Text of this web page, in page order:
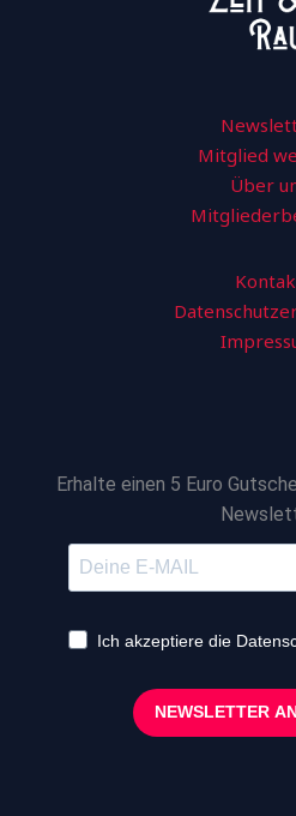
Mitglied
Über
Erhalte einen 5 Euro
Ich akzeptiere die
NEWSLETTER